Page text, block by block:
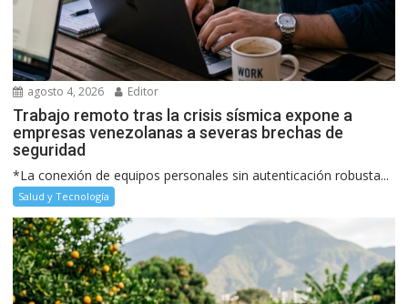
agosto 4, 2026 Editor
Trabajo remoto tras la crisis sísmica expone a
empresas venezolanas a severas brechas de
seguridad
*La conexión de equipos personales sin autenticación robusta...
Salud y Tecnología